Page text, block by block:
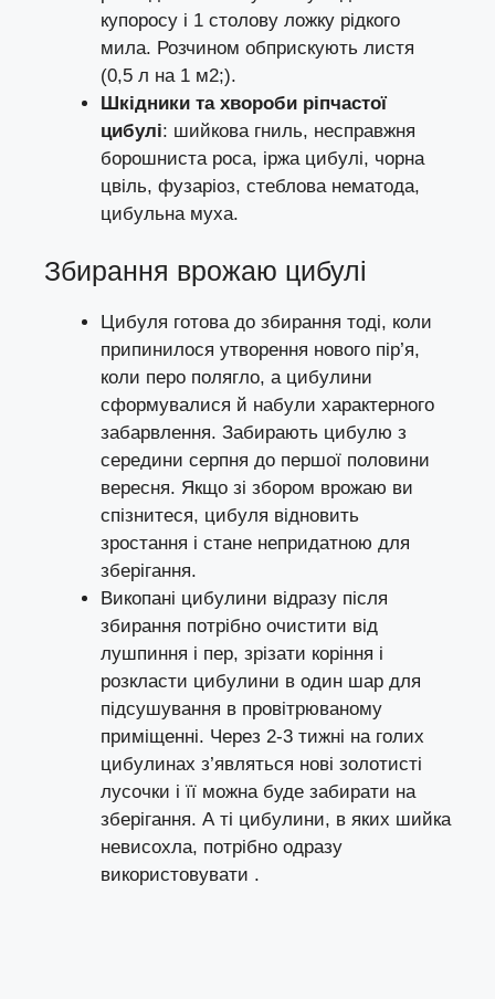
купоросу і 1 столову ложку рідкого
мила. Розчином обприскують листя
(0,5 л на 1 м2;).
Шкідники та хвороби ріпчастої
цибулі: шийкова гниль, несправжня
борошниста роса, іржа цибулі, чорна
цвіль, фузаріоз, стеблова нематода,
цибульна муха.
Збирання врожаю цибулі
Цибуля готова до збирання тоді, коли
припинилося утворення нового пір’я,
коли перо полягло, а цибулини
сформувалися й набули характерного
забарвлення. Забирають цибулю з
середини серпня до першої половини
вересня. Якщо зі збором врожаю ви
спізнитеся, цибуля відновить
зростання і стане непридатною для
зберігання.
Викопані цибулини відразу після
збирання потрібно очистити від
лушпиння і пер, зрізати коріння і
розкласти цибулини в один шар для
підсушування в провітрюваному
приміщенні. Через 2-3 тижні на голих
цибулинах з’являться нові золотисті
лусочки і її можна буде забирати на
зберігання. А ті цибулини, в яких шийка
невисохла, потрібно одразу
використовувати .